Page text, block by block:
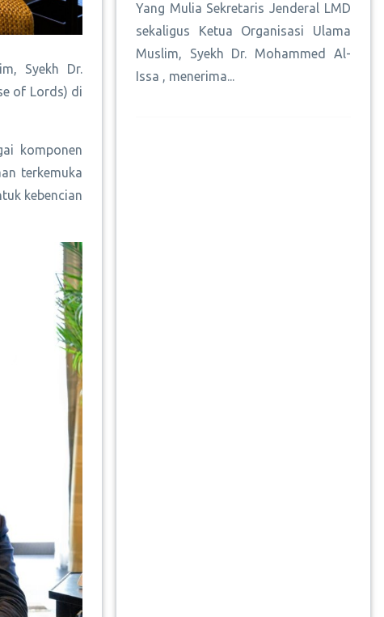
Syekh Dr.
of Lords) di
komponen
terkemuka
kebencian
Yang Mulia Sekretaris Jenderal LMD
sekaligus Ketua Organisasi Ulama
Muslim, Syekh Dr. Mohammed Al-
Issa , menerima...